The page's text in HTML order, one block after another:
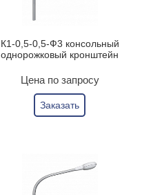
К1-0,5-0,5-Ф3 консольный
однорожковый кронштейн
Цена по запросу
Заказать